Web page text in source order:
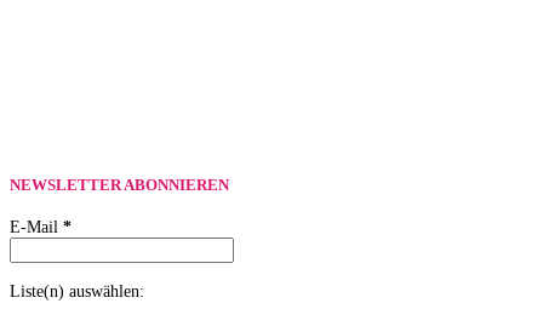
NEWSLETTER ABONNIEREN
E-Mail *
Liste(n) auswählen: